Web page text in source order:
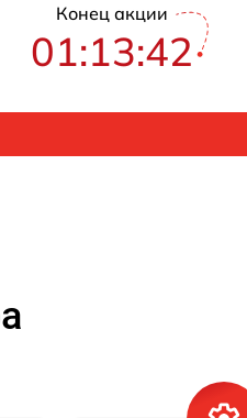
Конец акции
01:13:41